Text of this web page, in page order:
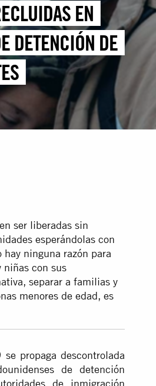
EN
DETENCIÓN DE
ser liberadas sin
esperándolas con
hay ninguna razón para
niñas con sus
separar a familias y
menores de edad, es
propaga descontrolada
de detención
de inmigración